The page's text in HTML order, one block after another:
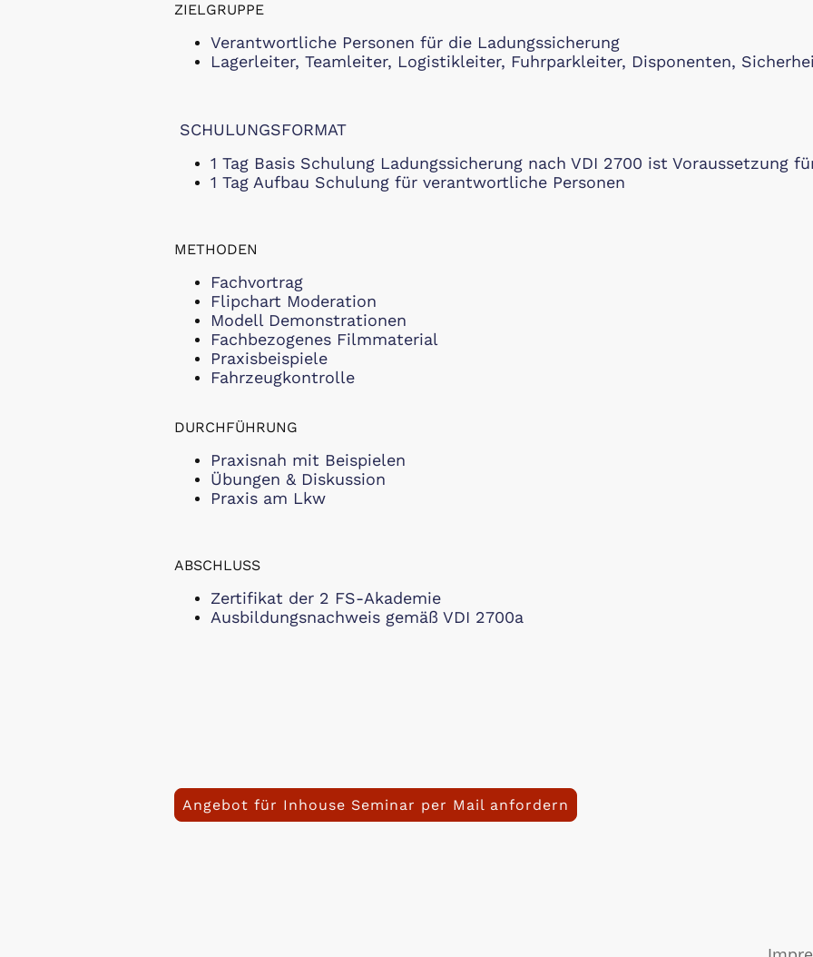
ZIELGRUPPE
Verantwortliche Personen für die Ladungssicherung
Lagerleiter, Teamleiter, Logistikleiter, Fuhrparkleiter, Disponenten,
SCHULUNGSFORMAT
1 Tag Basis Schulung Ladungssicherung nach VDI 2700 ist Voraussetzung
1 Tag Aufbau Schulung für verantwortliche Personen
METHODEN
Fachvortrag
Flipchart Moderation
Modell Demonstrationen
Fachbezogenes Filmmaterial
Praxisbeispiele
Fahrzeugkontrolle
DURCHFÜHRUNG
Praxisnah mit Beispielen
Übungen & Diskussion
Praxis am Lkw
ABSCHLUSS
Zertifikat der 2 FS-Akademie
Ausbildungsnachweis gemäß VDI 2700a
Angebot für Inhouse Seminar per Mail anfordern